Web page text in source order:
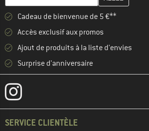
Cadeau de bienvenue de 5 €**
Accès exclusif aux promos
Ajout de produits à la liste d'envies
Surprise d'anniversaire
SERVICE CLIENTÈLE